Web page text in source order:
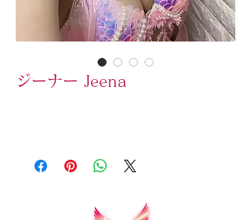
ジーナー Jeena